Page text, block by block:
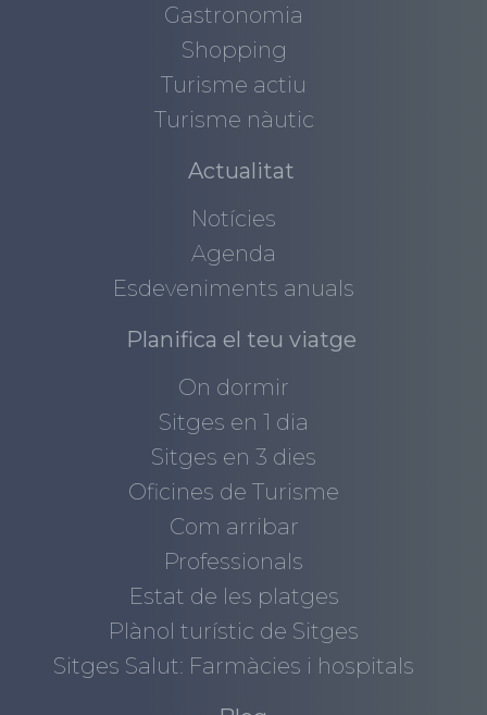
Gastronomia
Shopping
Turisme actiu
Turisme nàutic
Actualitat
Notícies
Agenda
Esdeveniments anuals
Planifica el teu viatge
On dormir
Sitges en 1 dia
Sitges en 3 dies
Oficines de Turisme
Com arribar
Professionals
Estat de les platges
Plànol turístic de Sitges
Sitges Salut: Farmàcies i hospitals